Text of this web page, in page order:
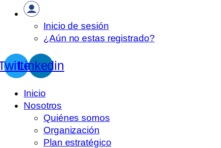
Inicio de sesión
¿Aún no estas registrado?
Linkedin
Inicio
Nosotros
Quiénes somos
Organización
Plan estratégico